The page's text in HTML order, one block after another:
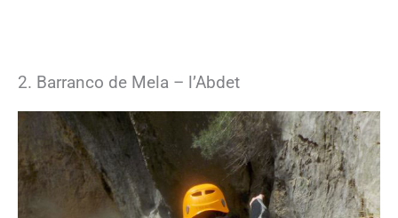
2. Barranco de Mela – l’Abdet